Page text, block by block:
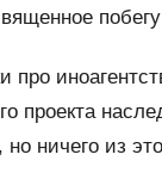
про
проекта
но ничего из